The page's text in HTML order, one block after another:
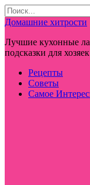
Перейти
к
контенту
Search
for:
Домашние хитрости
Лучшие кухонные
подсказки для хозяек
Рецепты
Советы
Самое